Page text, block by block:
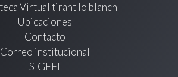
Virtual tirant lo blanch
Ubicaciones
Contacto
Correo institucional
SIGEFI